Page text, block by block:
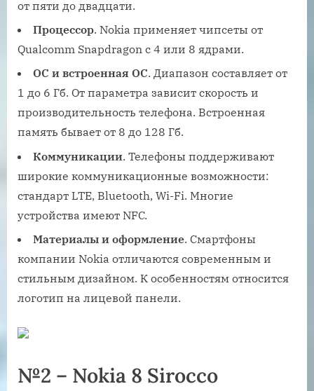
от пяти до двадцати.
Процессор. Nokia применяет чипсеты от
Qualcomm Snapdragon с 4 или 8 ядрами.
ОС и встроенная ОС. Диапазон составляет от
1 до 6 Гб. От параметра зависит скорость и
производительность телефона. Встроенная
память бывает от 8 до 128 Гб.
Коммуникации. Телефоны поддерживают
широкие коммуникационные возможности:
стандарт LTE, Bluetooth, Wi-Fi. Многие
устройства имеют NFC.
Материалы и оформление. Смартфоны
компании Nokia отличаются современным и
стильным дизайном. К особенностям относится
логотип на лицевой панели.
№2 – Nokia 8 Sirocco